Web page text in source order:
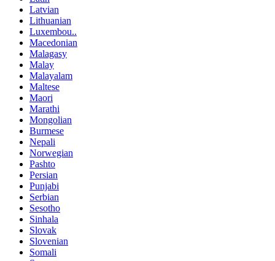
Latvian
Lithuanian
Luxembou..
Macedonian
Malagasy
Malay
Malayalam
Maltese
Maori
Marathi
Mongolian
Burmese
Nepali
Norwegian
Pashto
Persian
Punjabi
Serbian
Sesotho
Sinhala
Slovak
Slovenian
Somali